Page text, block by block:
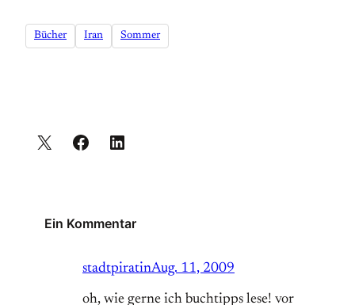
Bücher Iran Sommer
Ein Kommentar
stadtpiratinAug. 11, 2009
oh, wie gerne ich buchtipps lese! vor